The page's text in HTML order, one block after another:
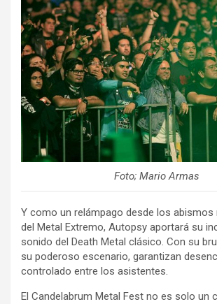
Foto; Mario Armas
Y como un relámpago desde los
del Metal Extremo, Autopsy aportará su
sonido del Death Metal clásico. Con su
su poderoso escenario, garantizan
controlado entre los asistentes.
El Candelabrum Metal Fest no es solo un